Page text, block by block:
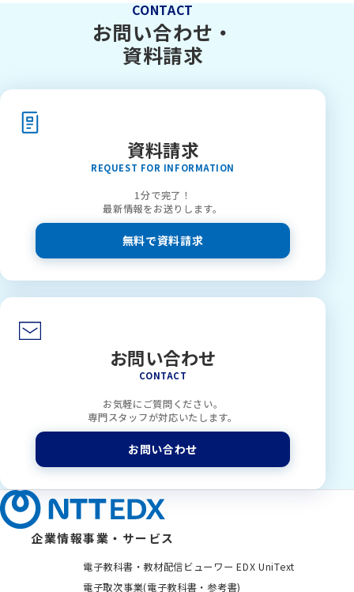
CONTACT
お問い合わせ・
資料請求
資料請求
REQUEST FOR INFORMATION
1分で完了！
最新情報をお送りします。
無料で資料請求
お問い合わせ
CONTACT
お気軽にご質問ください。
専門スタッフが対応いたします。
お問い合わせ
企業情報事業・サービス
電子教科書・教材配信ビューワー EDX UniText
電子取次事業(電子教科書・参考書)